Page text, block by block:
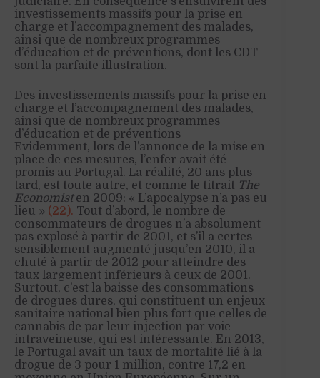
investissements massifs pour la prise en
charge et l’accompagnement des malades,
ainsi que de nombreux programmes
d’éducation et de préventions, dont les CDT
sont la parfaite illustration.
Des investissements massifs pour la prise en
charge et l’accompagnement des malades,
ainsi que de nombreux programmes
d’éducation et de préventions
Evidemment, lors de l’annonce de la mise en
place de ces mesures, l’enfer avait été
promis au Portugal. La réalité, 20 ans plus
tard, est toute autre, et comme le titrait The
Economisten 2009: « L’apocalypse n’a pas eu
lieu » (22). Tout d’abord, le nombre de
consommateurs de drogues n’a absolument
pas explosé à partir de 2001, et s’il a certes
sensiblement augmenté jusqu’en 2010, il a
chuté à partir de 2012 pour atteindre des
taux largement inférieurs à ceux de 2001.
Surtout, c’est la baisse des consommations
de drogues dures, qui constituent un enjeux
sanitaire national bien plus fort que celles de
cannabis de par leur injection par voie
intraveineuse, qui est intéressante. En 2013,
le Portugal avait un taux de mortalité lié à la
drogue de 3 pour 1 million, contre 17,2 en